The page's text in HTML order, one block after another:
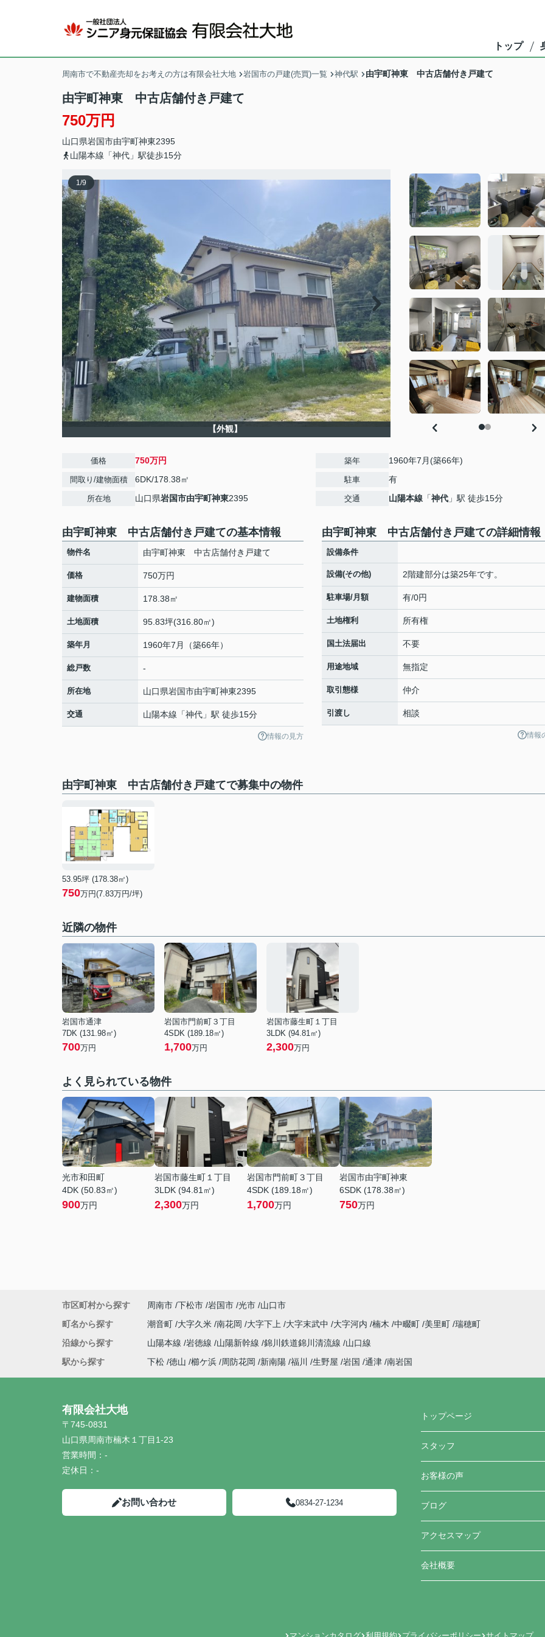
トップ
周南市で不動産売却をお考えの方は有限会社大地 岩国市の戸建(売買)一覧 神代駅 由宇町神東 中古店舗付き戸建て
由宇町神東 中古店舗付き戸建て
750万円
山口県岩国市由宇町神東2395
山陽本線「神代」駅徒歩15分
1/9
【外観】
価格 750万円
間取り/建物面積 6DK/178.38㎡
所在地 山口県岩国市由宇町神東2395
築年 1960年7月(築66年)
駐車 有
交通 山陽本線 「神代 」駅 徒歩15分
由宇町神東 中古店舗付き戸建ての基本情報
物件名 由宇町神東 中古店舗付き戸建て
価格 750万円
建物面積 178.38㎡
土地面積 95.83坪(316.80㎡)
築年月 1960年7月（築66年）
総戸数 -
所在地 山口県岩国市由宇町神東2395
交通 山陽本線 「神代 」駅 徒歩15分
情報の見方
由宇町神東 中古店舗付き戸建ての詳細情報
設備条件
設備(その他) 2階建部分は築25年です。
駐車場/月額 有/0円
土地権利 所有権
国土法届出 不要
用途地域 無指定
取引態様 仲介
引渡し 相談
情報
由宇町神東 中古店舗付き戸建てで募集中の物件
53.95坪 (178.38㎡)
750万円(7.83万円/坪)
近隣の物件
岩国市通津
7DK (131.98㎡)
700万円
岩国市門前町３丁目
4SDK (189.18㎡)
1,700万円
岩国市藤生町１丁目
3LDK (94.81㎡)
2,300万円
よく見られている物件
光市和田町
4DK (50.83㎡)
900万円
岩国市藤生町１丁目
3LDK (94.81㎡)
2,300万円
岩国市門前町３丁目
4SDK (189.18㎡)
1,700万円
岩国市由宇町神東
6SDK (178.38㎡)
750万円
市区町村から探す 周南市 下松市 岩国市 光市 山口市
町名から探す
潮音町 大字久米 南花岡 大字下上 大字末武中 大字河内 楠木 中畷町 美里町 瑞穂町
沿線から探す
山陽本線 岩徳線 山陽新幹線 錦川鉄道錦川清流線
山口線
駅から探す
下松 徳山 櫛ケ浜 周防花岡 新南陽 福川 生野屋 岩国 通津 南岩国
有限会社大地
〒745-0831
山口県周南市楠木１丁目1-23
営業時間： -
定休日： -
お問い合わせ 0834-27-1234
トップページ
スタッフ
お客様の声
ブログ
アクセスマップ
会社概要